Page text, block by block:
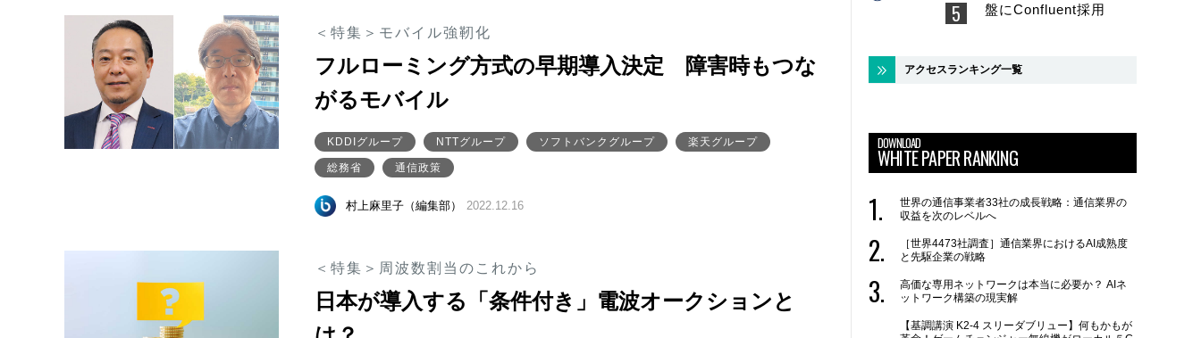
＜特集＞モバイル強靭化
フルローミング方式の早期導入決定 障害時もつな
がるモバイル
KDDIグループ NTTグループ ソフトバンクグループ 楽天グループ
総務省 通信政策
村上麻里子（編集部） 2022.12.16
＜特集＞周波数割当のこれから
日本が導入する「条件付き」電波オークションと
盤にConfluent採用
アクセスランキング一覧
DOWNLOAD
WHITE PAPER RANKING
世界の通信事業者33社の成長戦略：通信業界の
収益を次のレベルへ
［世界4473社調査］通信業界におけるAI成熟度
と先駆企業の戦略
高価な専用ネットワークは本当に必要か？ AIネ
ットワーク構築の現実解
【基調講演 K2-4 スリーダブリュー】何もかもが